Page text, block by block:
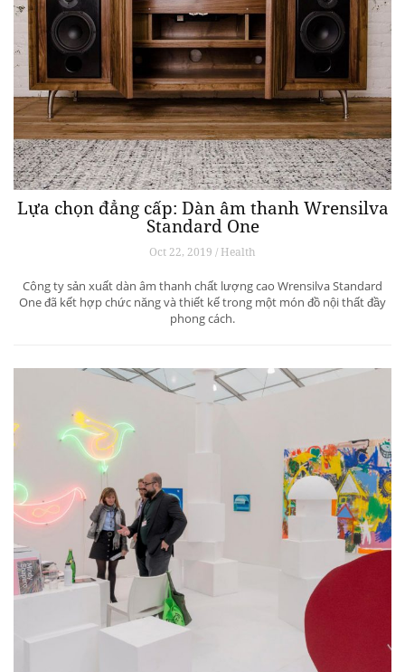
Lựa chọn đẳng cấp: Dàn âm thanh Wrensilva
Standard One
Oct 22, 2019 / Health
Công ty sản xuất dàn âm thanh chất lượng cao Wrensilva Standard
One đã kết hợp chức năng và thiết kế trong một món đồ nội thất đầy
phong cách.